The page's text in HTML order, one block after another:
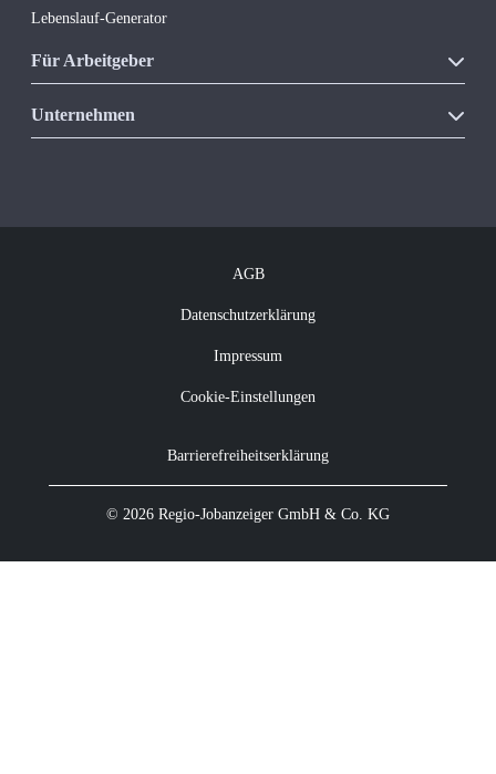
Lebenslauf-Generator
Für Arbeitgeber
Unsere Produkte
Unternehmen
AGB
Datenschutzerklärung
Impressum
Cookie-Einstellungen
Barrierefreiheitserklärung
© 2026 Regio-Jobanzeiger GmbH & Co. KG